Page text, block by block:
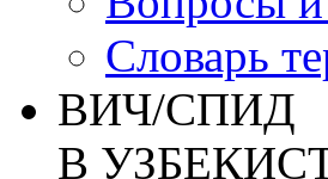
Словарь
ВИЧ/СПИД
В